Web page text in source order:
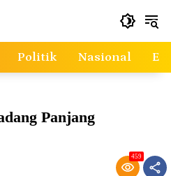
Politik Nasional
Panjang
459